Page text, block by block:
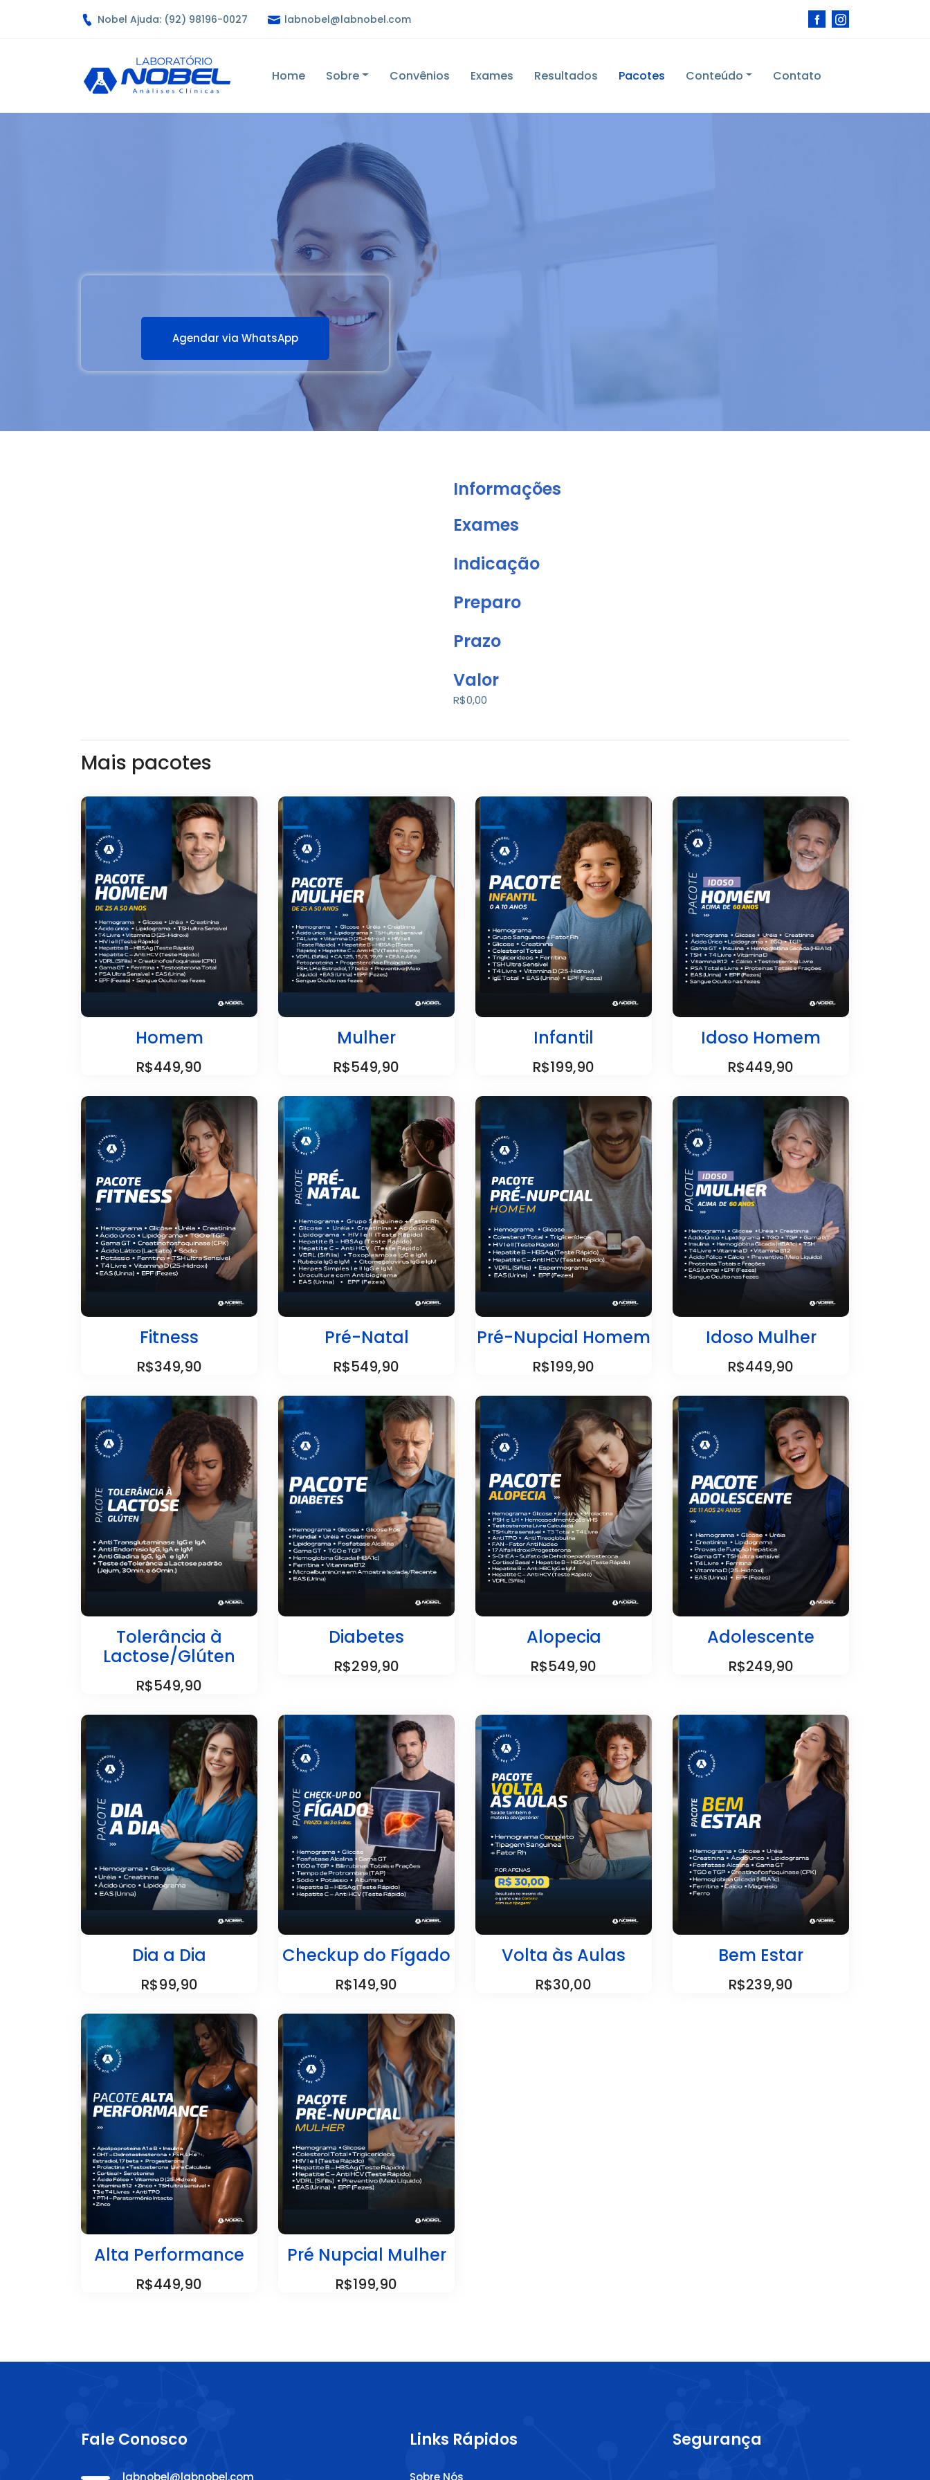
Nobel Ajuda: (92) 98196-0027 labnobel@labnobel.com
Home Sobre Convênios Exames Resultados Pacotes Conteúdo Contato
Agendar via WhatsApp
Informações
Exames
Indicação
Preparo
Prazo
Valor
R$0,00
Mais pacotes
Homem
R$449,90
Mulher
R$549,90
Infantil
R$199,90
Idoso Homem
R$449,90
Fitness
R$349,90
Pré-Natal
R$549,90
Pré-Nupcial Homem
R$199,90
Idoso Mulher
R$449,90
Tolerância à
Lactose/Glúten
R$549,90
Diabetes
R$299,90
Alopecia
R$549,90
Adolescente
R$249,90
Dia a Dia
R$99,90
Checkup do Fígado
R$149,90
Volta às Aulas
R$30,00
Bem Estar
R$239,90
Alta Performance
R$449,90
Pré Nupcial Mulher
R$199,90
Fale Conosco
labnobel@labnobel.com
Links Rápidos
Sobre Nós
Segurança